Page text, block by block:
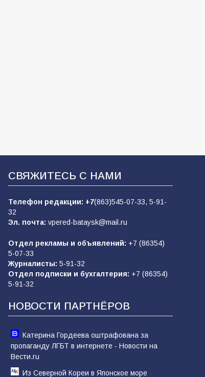
СВЯЖИТЕСЬ С НАМИ
Телефон редакции: +7(863)545-07-33, 5-91-
32
Эл. почта: vpered-bataysk@mail.ru
Отдел рекламы и объявлений: +7 (86354)
5-07-33
Журналисты: 5-91-32
Отдел подписки и бухгалтерия: +7 (86354)
5-91-32
НОВОСТИ ПАРТНЁРОВ
Катерина Гордеева оштрафована за
пропаганду ЛГБТ в интернете - Новости на
Вести.ru
Из Северной Кореи в Японское море